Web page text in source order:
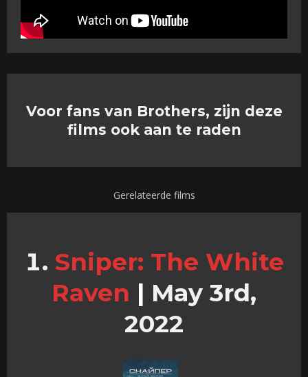
Voor fans van Brothers, zijn deze
films ook aan te raden
Gerelateerde films
Sniper: The White
Raven | May 3rd,
2022